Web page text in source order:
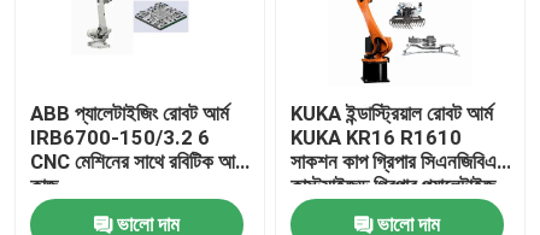
ABB প্যালেটাইজিং রোবট আর্ম
IRB6700-150/3.2 6
CNC মেশিনের সাথে রবিটিক আর্ম
কাজ
ভালো দাম
KUKA ইন্ডাস্ট্রিয়াল রোবট আর্ম
KUKA KR16 R1610
সাকশন কাপ গ্রিপার সিএনজিবিএস
কাস্টমাইজড গ্রিপার প্যালেটাইজ
করার জন্য
ভালো দাম